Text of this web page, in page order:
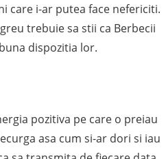
care i-ar putea face nefericiti.
trebuie sa stii ca Berbecii
dispozitia lor.
pozitiva pe care o preiau
asa cum si-ar dori si iau